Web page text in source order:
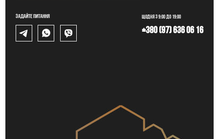
Задайте питання Щодня з 9:00 до 19:00
+380 (97) 636 06 16